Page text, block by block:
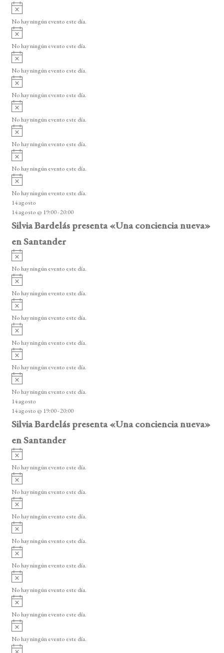
e
E
v
e
n
t
o
s
o
A
v
i
o
No hay ningún evento este día.
A
v
i
o
No hay ningún evento este día.
A
v
i
o
No hay ningún evento este día.
A
v
i
o
No hay ningún evento este día.
A
v
i
o
No hay ningún evento este día.
A
v
i
o
No hay ningún evento este día.
A
v
i
o
No hay ningún evento este día.
A
v
i
s
o
No hay ningún evento este día.
14 agosto
14 agosto @ 19:00-20:00
Silvia Bardelás presenta «Una conciencia nueva»
en Santander
A
v
i
o
No hay ningún evento este día.
A
v
i
o
No hay ningún evento este día.
A
v
i
o
No hay ningún evento este día.
A
v
i
o
No hay ningún evento este día.
A
v
i
o
No hay ningún evento este día.
A
v
i
s
o
No hay ningún evento este día.
14 agosto
14 agosto @ 19:00-20:00
Silvia Bardelás presenta «Una conciencia nueva»
en Santander
A
v
i
o
No hay ningún evento este día.
A
v
i
o
No hay ningún evento este día.
A
v
i
o
No hay ningún evento este día.
A
v
i
o
No hay ningún evento este día.
A
v
i
o
No hay ningún evento este día.
A
v
i
o
No hay ningún evento este día.
A
v
i
o
No hay ningún evento este día.
A
v
i
No hay ningún evento este día.
A